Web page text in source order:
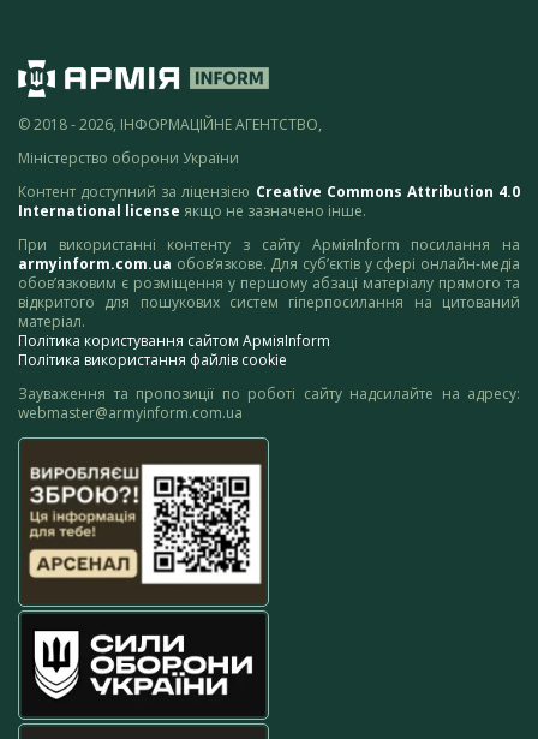
© 2018 - 2026, ІНФОРМАЦІЙНЕ АГЕНТСТВО,
Міністерство оборони України
Контент доступний за ліцензією Creative Commons Attribution 4.0
International license якщо не зазначено інше.
При використанні контенту з сайту АрміяInform посилання на
armyinform.com.ua обов’язкове. Для суб’єктів у сфері онлайн-медіа
обов’язковим є розміщення у першому абзаці матеріалу прямого та
відкритого для пошукових систем гіперпосилання на цитований
матеріал.
Політика користування сайтом АрміяInform
Політика використання файлів cookie
Зауваження та пропозиції по роботі сайту надсилайте на адресу:
webmaster@armyinform.com.ua